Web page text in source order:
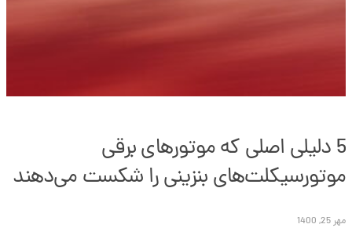
5 دلیلی اصلی که موتورهای برقی
موتورسیکلت‌های بنزینی را شکست می‌دهند
مهر 25, 1400